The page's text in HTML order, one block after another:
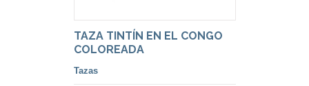
TAZA TINTÍN EN EL CONGO
COLOREADA
Tazas